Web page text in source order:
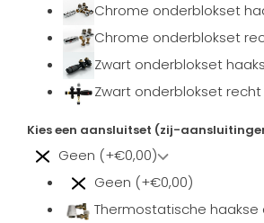
Chrome onderblokset
Chrome onderblokset
Zwart onderblokset
Zwart onderblokset
Kies een aansluitset (zij-
Geen (+€0,00)
Geen (+€0,00)
Thermostatische haakse